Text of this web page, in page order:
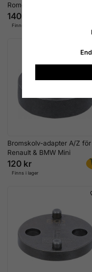
Romeo,Audi,Citroen
140 kr
Finns i lager
Bromskolv-adapter A/Z för
Renault & BMW Mini
120 kr
Finns i lager